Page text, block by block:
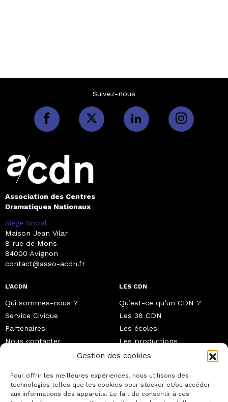
Gestion des cookies
Pour offrir les meilleures expériences, nous utilisons des
technologies telles que les cookies pour stocker et/ou accéder
aux informations des appareils. Le fait de consentir à ces
Suivez-nous
Association des Centres
Dramatiques Nationaux
Siège Social
Maison Jean Vilar
8 rue de Mons
84000 Avignon
contact@asso-acdn.fr
L'ACDN
Qui sommes-nous ?
Service Civique
Partenaires
Nous contacter
LES CDN
Qu’est-ce qu’un CDN ?
Les 38 CDN
Les écoles
Les productions
Les artistes associé·es
ACTIONS EN COURS